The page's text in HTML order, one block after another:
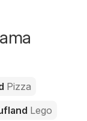
Pizza
Lego